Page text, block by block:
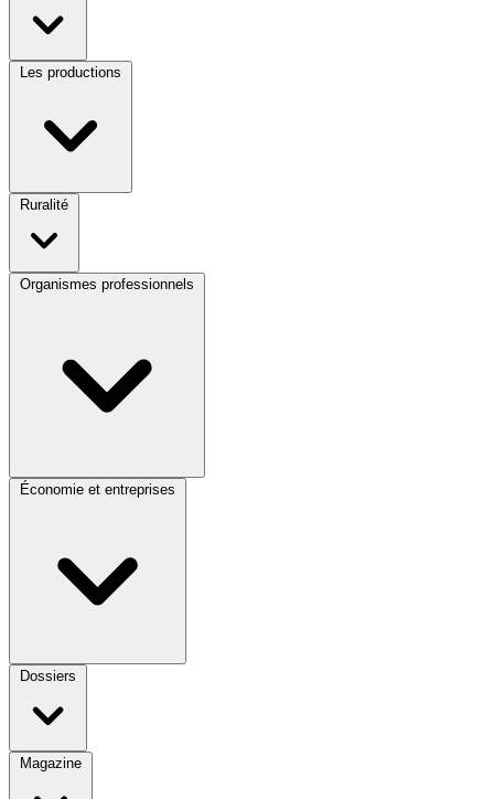
Les productions
Ruralité
Organismes professionnels
Économie et entreprises
Dossiers
Magazine